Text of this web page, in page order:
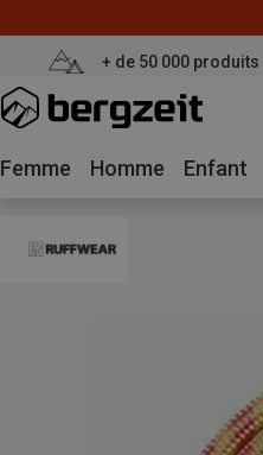
+ de 50 000 produits
Femme Homme Enfant